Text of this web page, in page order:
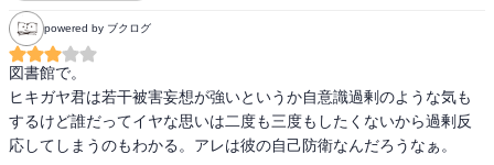
は嫌いだ｣とはならない筈。つまり、何か別のことがあると予想して
しまう。そして、いくらなんでも結衣の心のうちに気づいていない
とは言わせない。彼は、回避しているのだ、何かを。それが何かは
まだ判らないが、実に楽しみである(しかし、｢１０１回目のプロポー
ズ｣とは隔世の感)。あと、何気に葉山の性格描写を伺わせるエピソー
ドが挿入されている。ハーレム展開は嫌なので、是非彼には頑張っ
てほしい。
powered by ブクログ
図書館で。
ヒキガヤ君は若干被害妄想が強いというか自意識過剰のような気も
するけど誰だってイヤな思いは二度も三度もしたくないから過剰反
応してしまうのもわかる。アレは彼の自己防衛なんだろうなぁ。